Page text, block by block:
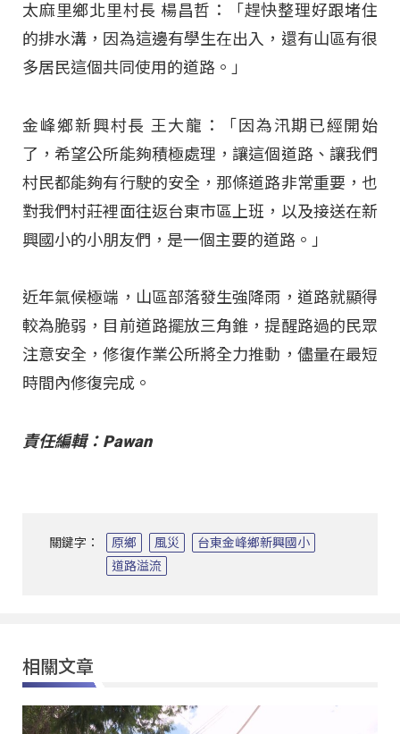
太麻里鄉北里村長 楊昌哲：「趕快整理好跟堵住
的排水溝，因為這邊有學生在出入，還有山區有很
多居民這個共同使用的道路。」
金峰鄉新興村長 王大龍：「因為汛期已經開始
了，希望公所能夠積極處理，讓這個道路、讓我們
村民都能夠有行駛的安全，那條道路非常重要，也
對我們村莊裡面往返台東市區上班，以及接送在新
興國小的小朋友們，是一個主要的道路。」
近年氣候極端，山區部落發生強降雨，道路就顯得
較為脆弱，目前道路擺放三角錐，提醒路過的民眾
注意安全，修復作業公所將全力推動，儘量在最短
時間內修復完成。
責任編輯：Pawan
關鍵字： 原鄉 風災
台東金峰鄉新興國小
道路溢流
相關文章